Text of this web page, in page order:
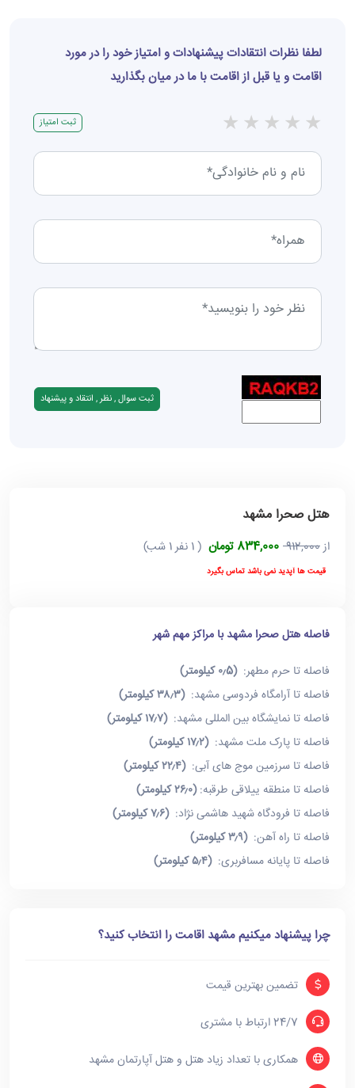
لطفا نظرات انتقادات پیشنهادات و امتیاز خود را در مورد
اقامت و یا قبل از اقامت با ما در میان بگذارید
★
★
★
★
★ ثبت امتیاز
هتل صحرا مشهد
از912,000 834,000 تومان ( 1 نفر 1 شب)
قیمت ها آپدید نمی باشد تماس بگیرد
فاصله هتل صحرا مشهد با مراکز مهم شهر
فاصله تا حرم مطهر:(۰٫5 کیلومتر)
فاصله تا آرامگاه فردوسی مشهد:(۳۸٫۳ کیلومتر)
فاصله تا نمایشگاه بین المللی مشهد:(۱۷٫۷ کیلومتر)
فاصله تا پارک ملت مشهد:(۱۷٫۲ کیلومتر)
فاصله تا سرزمین موج های آبی:(۲۲٫۴ کیلومتر)
فاصله تا منطقه ییلاقی طرقبه:(۲۶٫۰ کیلومتر)
فاصله تا فرودگاه شهید هاشمی نژاد:(۷٫۶ کیلومتر)
فاصله تا راه آهن:(۳٫۹ کیلومتر)
فاصله تا پایانه مسافربری:(۵٫۴ کیلومتر)
چرا پیشنهاد میکنیم مشهد اقامت را انتخاب کنید؟
تضمین بهترین قیمت
24/7 ارتباط با مشتری
همکاری با تعداد زیاد هتل و هتل آپارتمان مشهد